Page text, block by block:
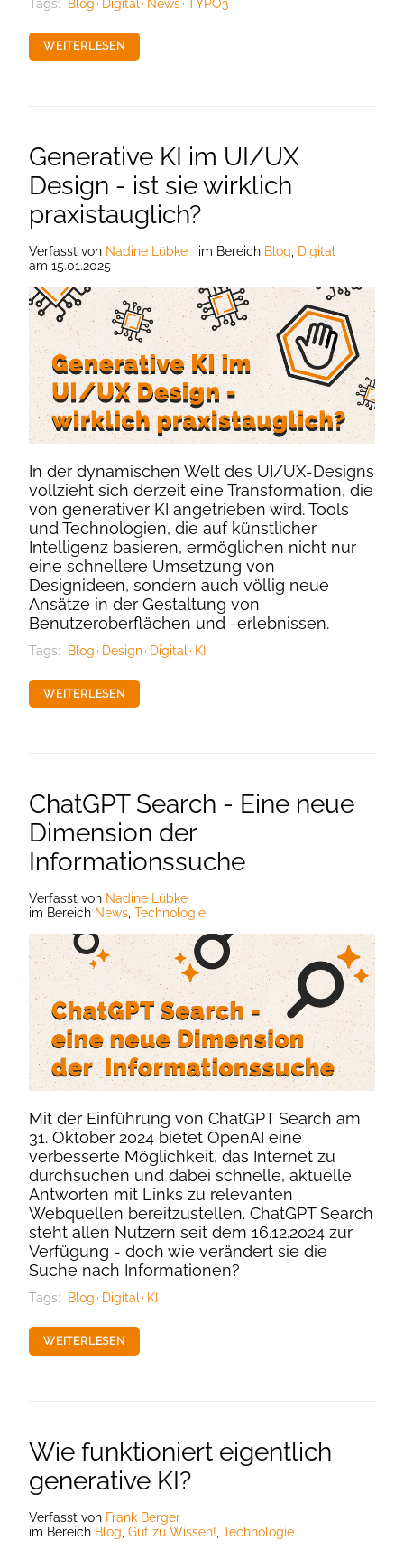
Tags: Blog Digital News TYPO3
WEITERLESEN
Generative KI im UI/UX
Design - ist sie wirklich
praxistauglich?
Verfasst von Nadine Lübke im Bereich Blog
Digital
am 15.01.2025
In der dynamischen Welt des UI/UX-Designs
vollzieht sich derzeit eine Transformation, die
von generativer KI angetrieben wird. Tools
und Technologien, die auf künstlicher
Intelligenz basieren, ermöglichen nicht nur
eine schnellere Umsetzung von
Designideen, sondern auch völlig neue
Ansätze in der Gestaltung von
Benutzeroberflächen und -erlebnissen.
Tags: Blog Design Digital KI
WEITERLESEN
ChatGPT Search - Eine neue
Dimension der
Informationssuche
Verfasst von Nadine Lübke
im Bereich News, Technologie
Mit der Einführung von ChatGPT Search am
31. Oktober 2024 bietet OpenAI eine
verbesserte Möglichkeit, das Internet zu
durchsuchen und dabei schnelle, aktuelle
Antworten mit Links zu relevanten
Webquellen bereitzustellen. ChatGPT Search
steht allen Nutzern seit dem 16.12.2024 zur
Verfügung - doch wie verändert sie die
Suche nach Informationen?
Tags: Blog Digital KI
WEITERLESEN
Wie funktioniert eigentlich
generative KI?
Verfasst von Frank Berger
im Bereich Blog Gut zu Wissen! Technologie